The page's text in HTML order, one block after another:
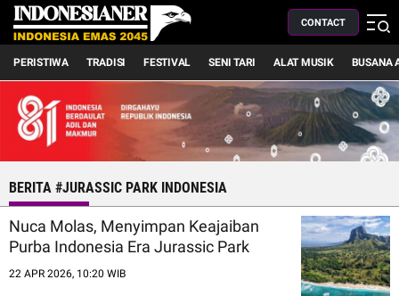
CONTACT
PERISTIWA TRADISI FESTIVAL SENI TARI ALAT MUSIK BUSANA
BERITA #JURASSIC PARK INDONESIA
Nuca Molas, Menyimpan Keajaiban
Purba Indonesia Era Jurassic Park
22 APR 2026, 10:20 WIB